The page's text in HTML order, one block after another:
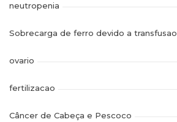
neutropenia
Sobrecarga de ferro devido a transfusao
ovario
fertilizacao
Câncer de Cabeça e Pescoco